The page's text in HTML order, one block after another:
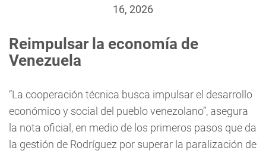
16, 2026
Reimpulsar la economía de
Venezuela
“La cooperación técnica busca impulsar el desarrollo
económico y social del pueblo venezolano”, asegura
la nota oficial, en medio de los primeros pasos que da
la gestión de Rodríguez por superar la paralización de